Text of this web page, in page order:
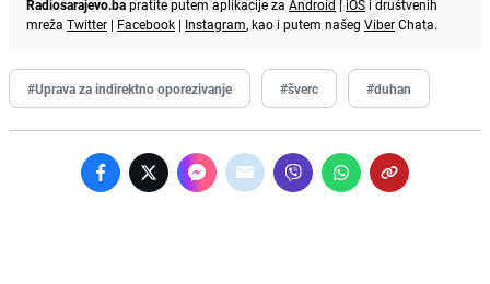
Radiosarajevo.bapratite putem aplikacije za Android | iOS i društvenih
mreža Twitter | Facebook | Instagram, kao i putem našeg ViberChata.
#Uprava za indirektno oporezivanje #šverc #duhan